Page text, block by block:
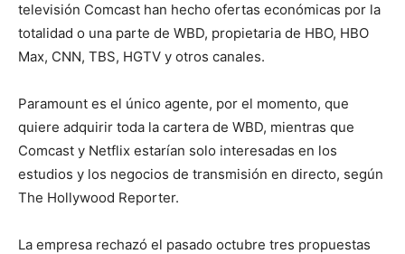
televisión Comcast han hecho ofertas económicas por la
totalidad o una parte de WBD, propietaria de HBO, HBO
Max, CNN, TBS, HGTV y otros canales.
Paramount es el único agente, por el momento, que
quiere adquirir toda la cartera de WBD, mientras que
Comcast y Netflix estarían solo interesadas en los
estudios y los negocios de transmisión en directo, según
The Hollywood Reporter.
La empresa rechazó el pasado octubre tres propuestas